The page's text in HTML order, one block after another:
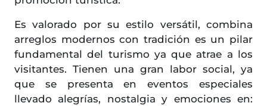
Es valorado por su estilo versátil, combina
arreglos modernos con tradición es un pilar
fundamental del turismo ya que atrae a los
visitantes. Tienen una gran labor social, ya
que se presenta en eventos especiales
llevado alegrías, nostalgia y emociones en: